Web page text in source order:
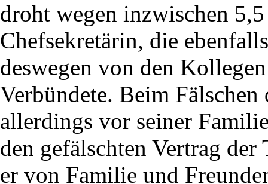
droht wegen inzwischen
Chefsekretärin, die
deswegen von den
Verbündete. Beim Fälschen
allerdings vor seiner
den gefälschten Vertrag
er von Familie und